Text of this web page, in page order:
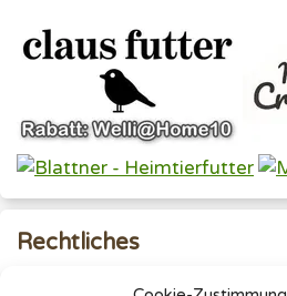
Rechtliches